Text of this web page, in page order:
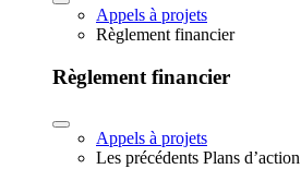
Appels à projets
Règlement financier
Règlement financier
Appels à projets
Les précédents Plans d’action